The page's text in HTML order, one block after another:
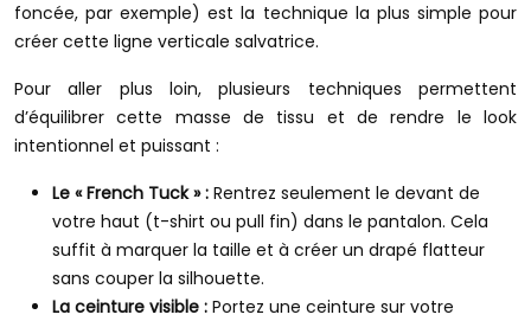
foncée, par exemple) est la technique la plus simple pour
créer cette ligne verticale salvatrice.
Pour aller plus loin, plusieurs techniques permettent
d’équilibrer cette masse de tissu et de rendre le look
intentionnel et puissant :
Le « French Tuck » : Rentrez seulement le devant de
votre haut (t-shirt ou pull fin) dans le pantalon. Cela
suffit à marquer la taille et à créer un drapé flatteur
sans couper la silhouette.
La ceinture visible : Portez une ceinture sur votre